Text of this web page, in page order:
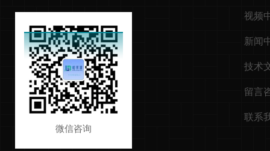
微信咨询
视频
新闻
技术
留言
联系